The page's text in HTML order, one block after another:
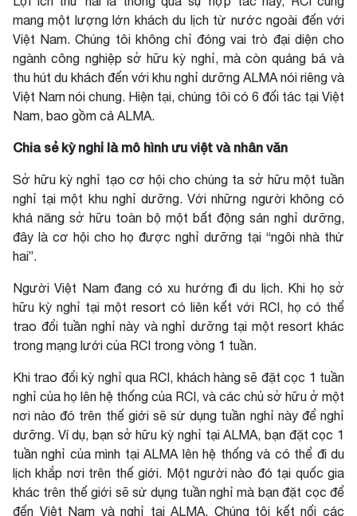
mang một lượng lớn khách du lịch từ nước ngoài đến với
Việt Nam. Chúng tôi không chỉ đóng vai trò đại diện cho
ngành công nghiệp sở hữu kỳ nghỉ, mà còn quảng bá và
thu hút du khách đến với khu nghỉ dưỡng ALMA nói riêng và
Việt Nam nói chung. Hiện tại, chúng tôi có 6 đối tác tại Việt
Nam, bao gồm cả ALMA.
Chia sẻ kỳ nghỉ là mô hình ưu việt và nhân văn
Sở hữu kỳ nghỉ tạo cơ hội cho chúng ta sở hữu một tuần
nghỉ tại một khu nghỉ dưỡng. Với những người không có
khả năng sở hữu toàn bộ một bất động sản nghỉ dưỡng,
đây là cơ hội cho họ được nghỉ dưỡng tại “ngôi nhà thứ
hai”.
Người Việt Nam đang có xu hướng đi du lịch. Khi họ sở
hữu kỳ nghỉ tại một resort có liên kết với RCI, họ có thể
trao đổi tuần nghỉ này và nghỉ dưỡng tại một resort khác
trong mạng lưới của RCI trong vòng 1 tuần.
Khi trao đổi kỳ nghỉ qua RCI, khách hàng sẽ đặt cọc 1 tuần
nghỉ của họ lên hệ thống của RCI, và các chủ sở hữu ở một
nơi nào đó trên thế giới sẽ sử dụng tuần nghỉ này để nghỉ
dưỡng. Ví dụ, bạn sở hữu kỳ nghỉ tại ALMA, bạn đặt cọc 1
tuần nghỉ của mình tại ALMA lên hệ thống và có thể đi du
lịch khắp nơi trên thế giới. Một người nào đó tại quốc gia
khác trên thế giới sẽ sử dụng tuần nghỉ mà bạn đặt cọc để
đến Việt Nam và nghỉ tại ALMA. Chúng tôi kết nối các